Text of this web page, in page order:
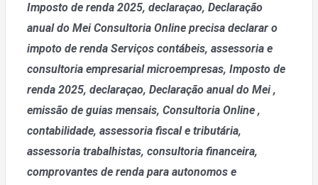
Imposto de renda 2025, declaraçao, Declaração
anual do MeiConsultoria Online precisa declarar o
impoto de rendaServiços contábeis, assessoria e
consultoria empresarial microempresas, Imposto de
renda 2025, declaraçao, Declaração anual do Mei,
emissão de guias mensais, Consultoria Online ,
contabilidade, assessoria fiscal e tributária,
assessoria trabalhistas, consultoria financeira,
comprovantes de renda para autonomos e